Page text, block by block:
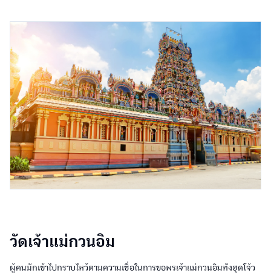
วัดเจ้าแม่กวนอิม
ผู้คนมักเข้าไปกราบไหว้ตามความเชื่อในการขอพรเจ้าแม่กวนอิมทังฮุดโจ้ว